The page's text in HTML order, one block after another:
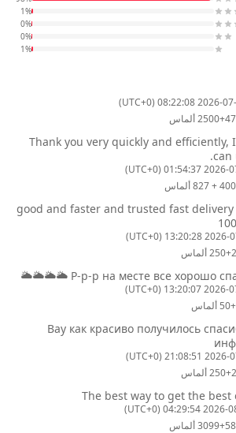
1%
0%
0%
1%
2026-07-28 08:22:08
ألماس
Thank you very quickly and efficiently,
can
2026-07-28
827 ألماس
good and faster and trusted fast
2026-07-26
ألماس
Р-р-р на месте все хорошо
2026-07-26
ألماس
Вау как красиво получилось
2026-07-24
ألماس
The best way to get the best
2026-08-10
ألماس